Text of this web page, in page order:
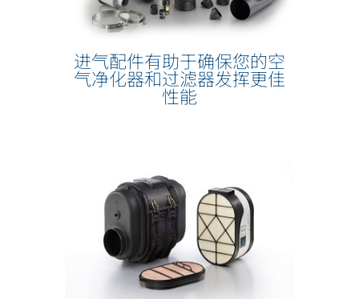
进气配件有助于确保您的空
气净化器和过滤器发挥更佳
性能